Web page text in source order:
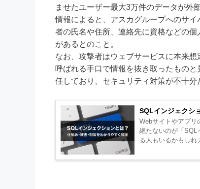
ませたユーザー最大3万件のデータが外
情報によると、アスカグループへのサ
者の氏名や住所、連絡先に資格などの
があるとのこと。
なお、攻撃者はウェブサービスに本来
呼ばれる手口で情報を抜き取ったもの
任しており、セキュリティ対策が不十分
SQLインジェクシ
Webサイトやアプリ
絶たないのが「SQL